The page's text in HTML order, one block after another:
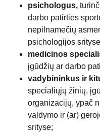
psichologus,
darbo patirties
nepilnamečių
psichologijos
medicinos
įgūdžių ar darbo
vadybininkus ir
specialiųjų žinių,
organizacijų, ypač
valdymo ir (ar)
srityse;